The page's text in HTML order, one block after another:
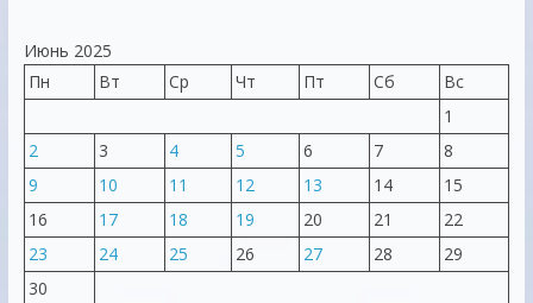
Июнь 2025
Пн
Вт Ср Чт Пт Сб
Вс
1
2
3 4 5 6 7
8
9
10 11 12 13 14
15
16
17 18 19 20 21
22
23
24 25 26 27 28
29
30